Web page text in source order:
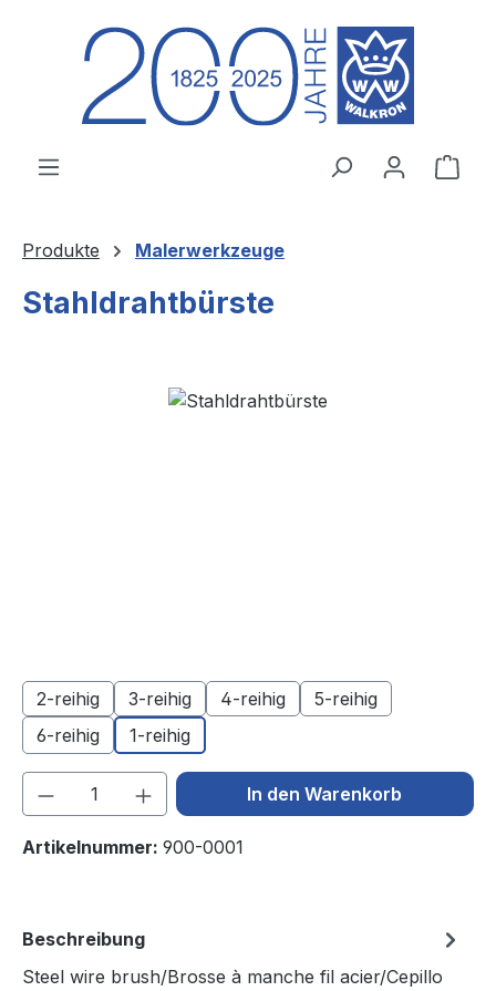
Zum Hauptinhalt springen
Produkte Malerwerkzeuge
Stahldrahtbürste
Bildergalerie überspringen
2-reihig 3-reihig 4-reihig
5-reihig
6-reihig
1-reihig
Produkt Anzahl: Gib denIn den Warenkorb
Artikelnummer: 900-0001
Beschreibung
Steel wire brush/Brosse à manche fil acier/Cepillo